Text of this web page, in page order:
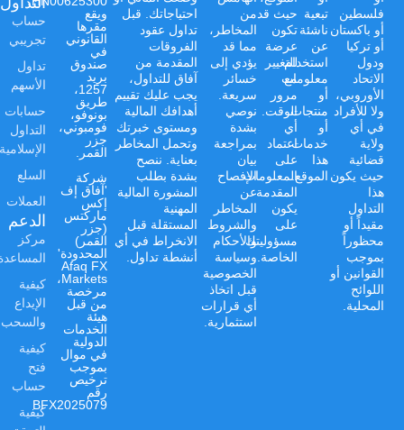
حساب
تجريبي
تداول
الأسهم
حسابات
التداول
الإسلامية
السلع
العملات
الدعم
مركز
المساعدة
كيفية
الإيداع
والسحب
كيفية
فتح
حساب
كيفية
ويقع
مقرها
القانوني
في
صندوق
بريد
1257،
طريق
بونوفو،
فومبوني،
جزر
القمر.
شركة
'آفاق إف
إكس
ماركتس
(جزر
القمر)
المحدودة'
Afaq FX
Markets،
مرخصة
من قبل
هيئة
الخدمات
الدولية
في موال
بموجب
ترخيص
رقم
BFX2025079
احتياجاتك. قبل
تداول عقود
الفروقات
المقدمة من
آفاق للتداول،
يجب عليك تقييم
أهدافك المالية
ومستوى خبرتك
وتحمل المخاطر
بعناية. ننصح
بشدة بطلب
المشورة المالية
المهنية
المستقلة قبل
الانخراط في أي
أنشطة تداول.
من
المخاطر،
مما قد
يؤدي إلى
خسائر
سريعة.
نوصي
بشدة
بمراجعة
بيان
الإفصاح
عن
المخاطر
والشروط
والأحكام
وسياسة
الخصوصية
قبل اتخاذ
أي قرارات
استثمارية.
حيث قد
تكون
عرضة
للتغيير
مع
مرور
الوقت.
أي
اعتماد
على
المعلومات
المقدمة
يكون
على
مسؤوليتك
الخاصة.
تبعية
ناشئة
عن
استخدام
معلومات
أو
منتجات
أو
خدمات
هذا
الموقع.
فلسطين
أو باكستان
أو تركيا
ودول
الاتحاد
الأوروبي،
ولا للأفراد
في أي
ولاية
قضائية
حيث يكون
هذا
التداول
مقيداً أو
محظوراً
بموجب
القوانين أو
اللوائح
المحلية.